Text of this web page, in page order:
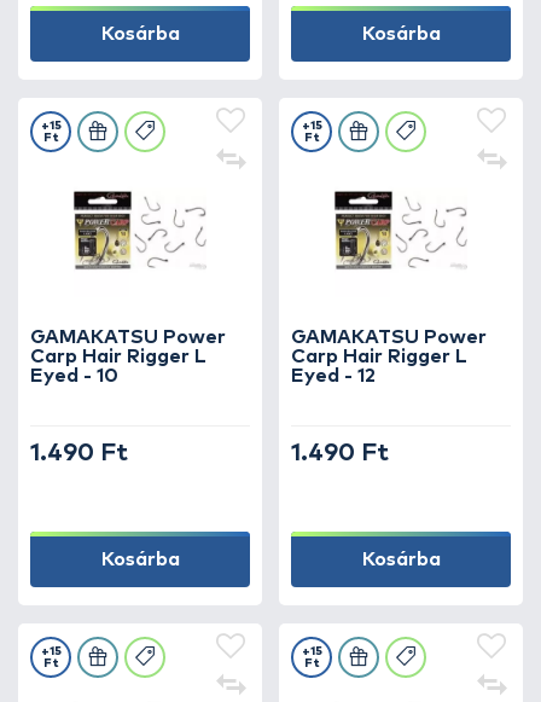
Kosárba Kosárba
GAMAKATSU Power
Carp Hair Rigger L
Eyed - 10
+15
Ft
1.490 Ft
Kosárba
GAMAKATSU Power
Carp Hair Rigger L
Eyed - 12
+15
Ft
1.490 Ft
Kosárba
+15
Ft
+15
Ft